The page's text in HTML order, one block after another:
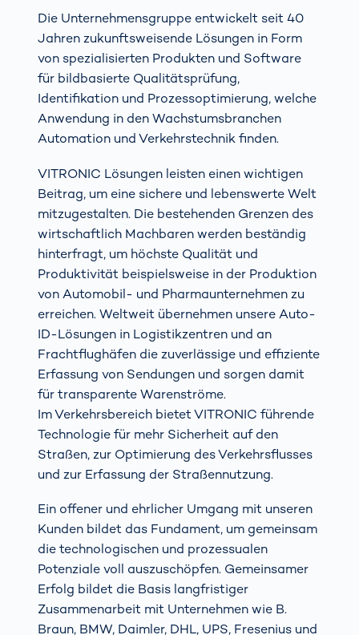
Die Unternehmensgruppe entwickelt seit 40
Jahren zukunftsweisende Lösungen in Form
von spezialisierten Produkten und Software
für bildbasierte Qualitätsprüfung,
Identifikation und Prozessoptimierung, welche
Anwendung in den Wachstumsbranchen
Automation und Verkehrstechnik finden.
VITRONIC Lösungen leisten einen wichtigen
Beitrag, um eine sichere und lebenswerte Welt
mitzugestalten. Die bestehenden Grenzen des
wirtschaftlich Machbaren werden beständig
hinterfragt, um höchste Qualität und
Produktivität beispielsweise in der Produktion
von Automobil- und Pharmaunternehmen zu
erreichen. Weltweit übernehmen unsere Auto-
ID-Lösungen in Logistikzentren und an
Frachtflughäfen die zuverlässige und effiziente
Erfassung von Sendungen und sorgen damit
für transparente Warenströme.
Im Verkehrsbereich bietet VITRONIC führende
Technologie für mehr Sicherheit auf den
Straßen, zur Optimierung des Verkehrsflusses
und zur Erfassung der Straßennutzung.
Ein offener und ehrlicher Umgang mit unseren
Kunden bildet das Fundament, um gemeinsam
die technologischen und prozessualen
Potenziale voll auszuschöpfen. Gemeinsamer
Erfolg bildet die Basis langfristiger
Zusammenarbeit mit Unternehmen wie B.
Braun, BMW, Daimler, DHL, UPS, Fresenius und